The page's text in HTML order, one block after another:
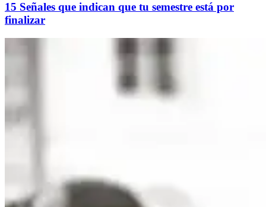
15 Señales que indican que tu semestre está por
finalizar